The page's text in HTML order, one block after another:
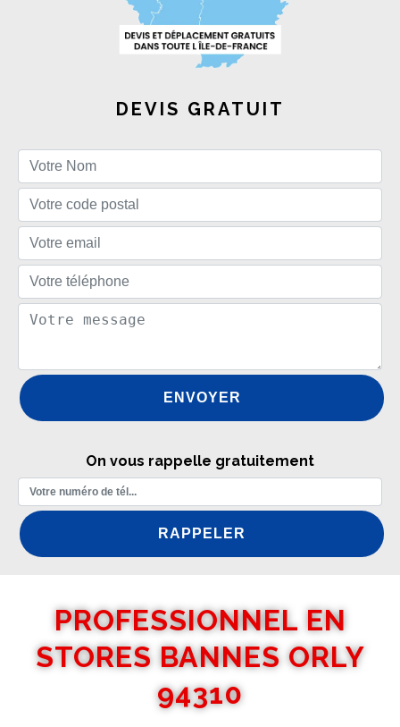
DEVIS GRATUIT
On vous rappelle gratuitement
PROFESSIONNEL EN
STORES BANNES ORLY
94310